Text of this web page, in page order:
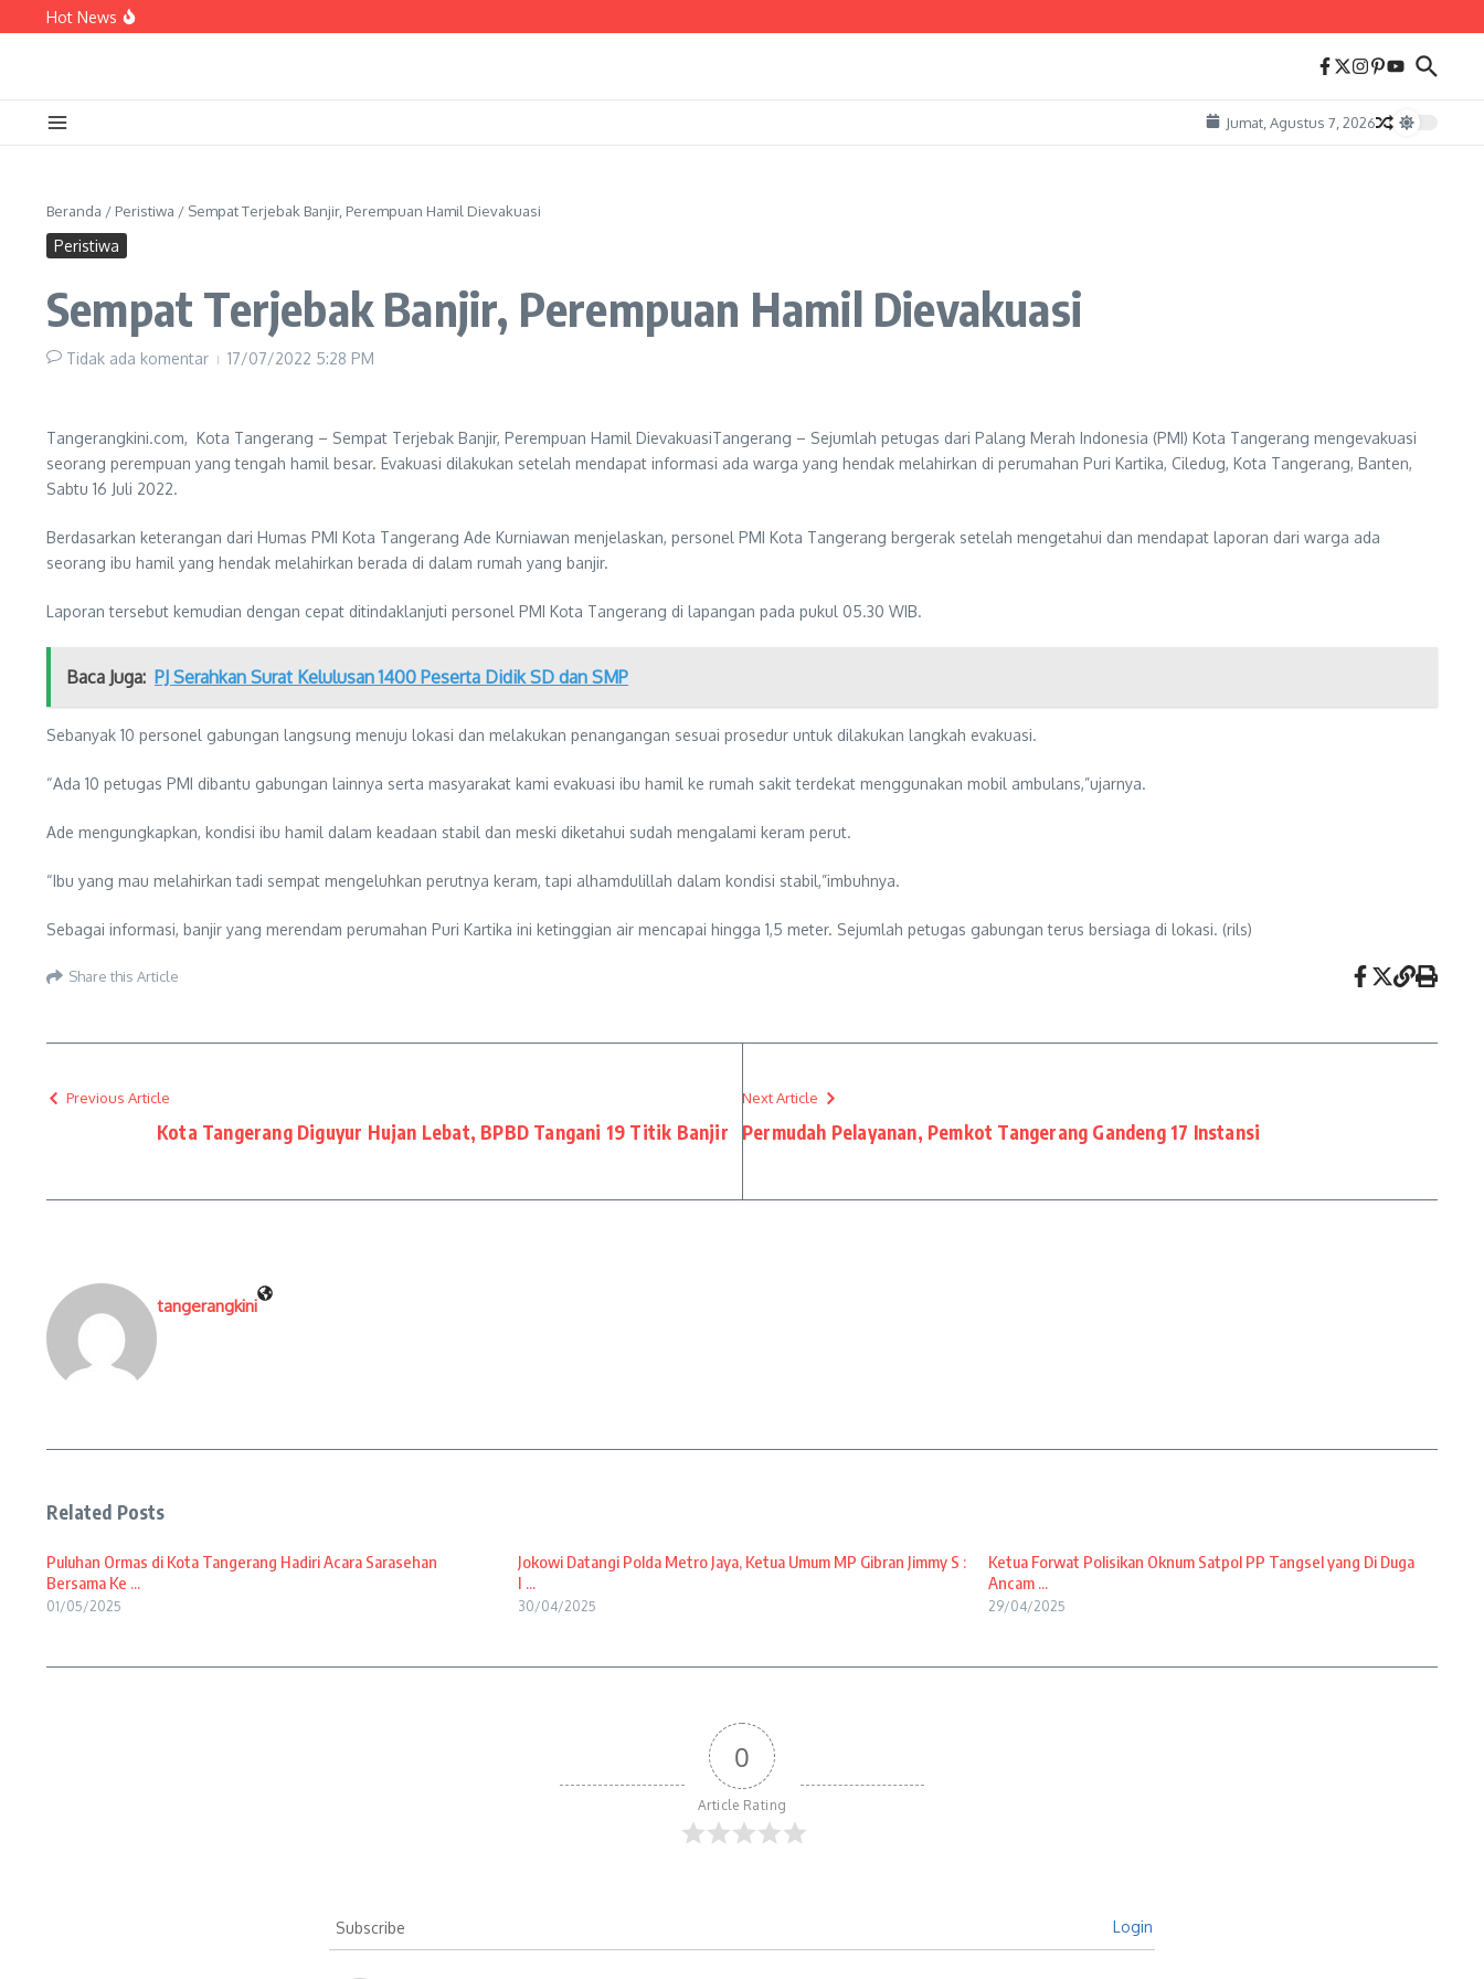
Lewati ke konten
Hot News
Armada BPBD Bertambah, Sachrudin: Perkuat Kesiapsiagaan Bencana hingga Tingkat Lingkungan
Jumat, Agustus 7, 2026
Beranda / Peristiwa / Sempat Terjebak Banjir, Perempuan Hamil Dievakuasi
Peristiwa
Sempat Terjebak Banjir, Perempuan Hamil Dievakuasi
Tidak ada komentar 17/07/2022 5:28 PM
Tangerangkini.com, Kota Tangerang – Sempat Terjebak Banjir, Perempuan Hamil DievakuasiTangerang – Sejumlah petugas dari Palang Merah Indonesia (PMI) Kota Tangerang mengevakuasi
seorang perempuan yang tengah hamil besar. Evakuasi dilakukan setelah mendapat informasi ada warga yang hendak melahirkan di perumahan Puri Kartika, Ciledug, Kota Tangerang, Banten,
Sabtu 16 Juli 2022.
Berdasarkan keterangan dari Humas PMI Kota Tangerang Ade Kurniawan menjelaskan, personel PMI Kota Tangerang bergerak setelah mengetahui dan mendapat laporan dari warga ada
seorang ibu hamil yang hendak melahirkan berada di dalam rumah yang banjir.
Laporan tersebut kemudian dengan cepat ditindaklanjuti personel PMI Kota Tangerang di lapangan pada pukul 05.30 WIB.
Baca Juga: PJ Serahkan Surat Kelulusan 1400 Peserta Didik SD dan SMP
Sebanyak 10 personel gabungan langsung menuju lokasi dan melakukan penangangan sesuai prosedur untuk dilakukan langkah evakuasi.
“Ada 10 petugas PMI dibantu gabungan lainnya serta masyarakat kami evakuasi ibu hamil ke rumah sakit terdekat menggunakan mobil ambulans,”ujarnya.
Ade mengungkapkan, kondisi ibu hamil dalam keadaan stabil dan meski diketahui sudah mengalami keram perut.
“Ibu yang mau melahirkan tadi sempat mengeluhkan perutnya keram, tapi alhamdulillah dalam kondisi stabil,”imbuhnya.
Sebagai informasi, banjir yang merendam perumahan Puri Kartika ini ketinggian air mencapai hingga 1,5 meter. Sejumlah petugas gabungan terus bersiaga di lokasi. (rils)
Share this Article
Previous Article
Kota Tangerang Diguyur Hujan Lebat, BPBD Tangani 19 Titik Banjir
Next Article
Permudah Pelayanan, Pemkot Tangerang Gandeng 17 Instansi
tangerangkini
Related Posts
Puluhan Ormas di Kota Tangerang Hadiri Acara Sarasehan
Bersama Ke ...
01/05/2025
Jokowi Datangi Polda Metro Jaya, Ketua Umum MP Gibran Jimmy S :
I ...
30/04/2025
Ketua Forwat Polisikan Oknum Satpol PP Tangsel yang Di Duga
Ancam ...
29/04/2025
0
Article Rating
Subscribe Login